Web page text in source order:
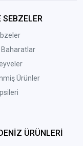
SEBZELER
Baharatlar
Ürünler
ÜRÜNLERİ